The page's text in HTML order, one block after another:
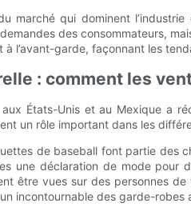
marché qui dominent
des consommateurs,
à l’avant-garde, façonnant les
: comment les
États-Unis et au Mexique a
un rôle important dans les
de baseball font partie des
une déclaration de mode
être vues sur des personnes
incontournable des garde-robes